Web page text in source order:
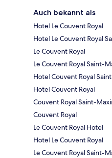
Auch bekannt als
Hotel Le Couvent Royal
Hotel Le Couvent Royal
Le Couvent Royal
Le Couvent Royal Saint-
Hotel Couvent Royal
Hotel Couvent Royal
Couvent Royal Saint-
Couvent Royal
Le Couvent Royal Hotel
Hotel Le Couvent Royal
Le Couvent Royal Saint-